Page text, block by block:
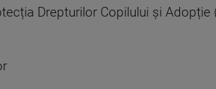
Drepturilor Copilului și Adopție